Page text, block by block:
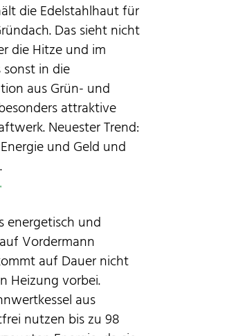
die Edelstahlhaut für
Das sieht nicht
die Hitze und im
in die
aus Grün- und
attraktive
Neuester Trend:
und Geld und
energetisch und
Vordermann
auf Dauer nicht
Heizung vorbei.
aus
nutzen bis zu 98